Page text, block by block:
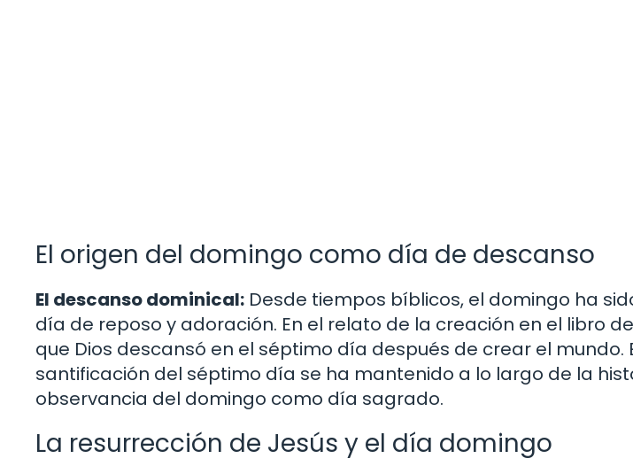
El origen del domingo como día de descanso
El descanso dominical: Desde tiempos bíblicos, el domingo ha
día de reposo y adoración. En el relato de la creación en el libro
que Dios descansó en el séptimo día después de crear el mundo.
santificación del séptimo día se ha mantenido a lo largo de la
observancia del domingo como día sagrado.
La resurrección de Jesús y el día domingo